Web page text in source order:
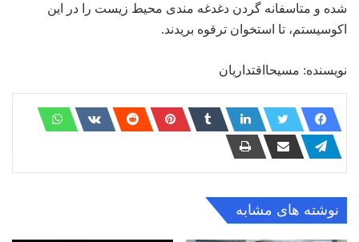
شده و متاسفانه گردن دغدغه مندی محیط زیست را در این
اکوسیستم، تا استخوان ترقوه بریدند.
نویسنده: مسیحااقتداریان
نوشته های مشابه